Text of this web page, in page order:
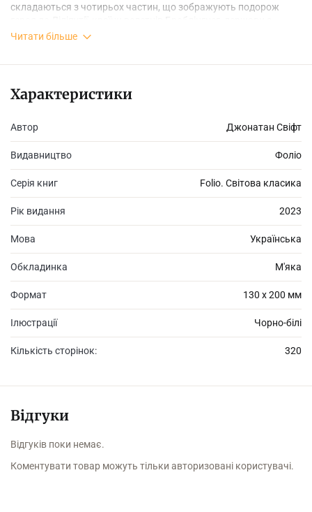
складаються з чотирьох частин, що зображують подорож
летючим островом Лапути і до країни розумних коней-
Читати більше
Характеристики
Автор Джонатан Свiфт
Видавництво Фоліо
Серія книг Folio. Світова класика
Рік видання 2023
Мова Українська
Обкладинка М'яка
Формат 130 х 200 мм
Ілюстрації Чорно-білі
Кількість сторінок: 320
Відгуки
Відгуків поки немає.
Коментувати товар можуть тільки авторизовані користувачі.